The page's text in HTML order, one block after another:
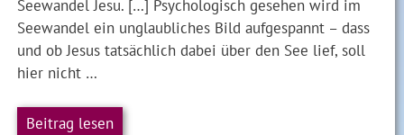
Seewandel Jesu. […] Psychologisch gesehen wird im
Seewandel ein unglaubliches Bild aufgespannt – dass
und ob Jesus tatsächlich dabei über den See lief, soll
hier nicht …
Beitrag lesen